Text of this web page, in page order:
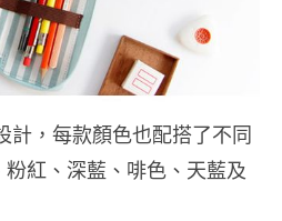
，每款顏色也配搭了不同
紅、深藍、啡色、天藍及